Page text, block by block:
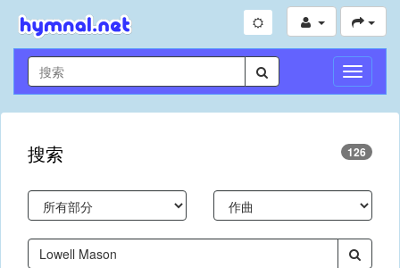
切
换
导
搜索 126